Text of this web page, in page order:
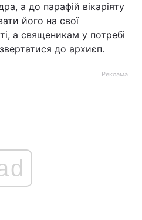
а до парафій вікаріяту
його на свої
а священикам у потребі
до архиєп.
Реклама